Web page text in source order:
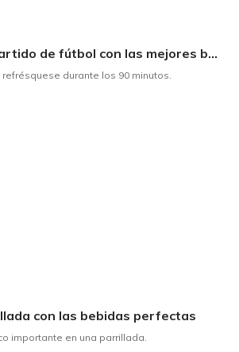
Acompaña un partido de fútbol con las mejores bebidas
durante los 90 minutos.
con las bebidas perfectas
importante en una parrillada.